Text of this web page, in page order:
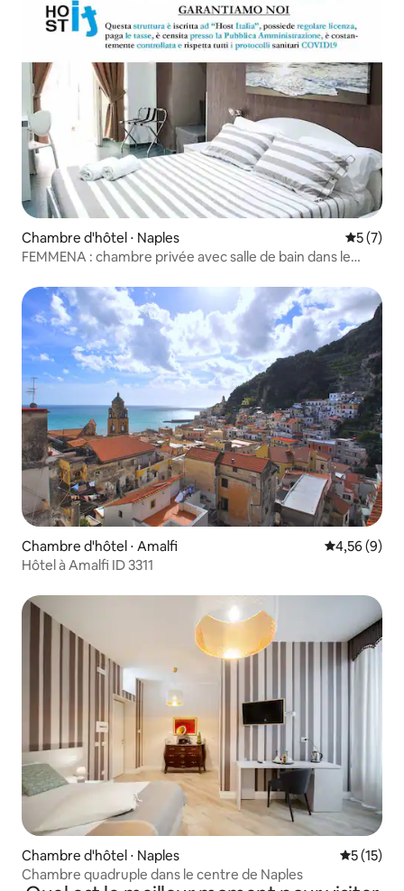
Chambre d'hôtel ⋅ Naples
5 (7)
FEMMENA : chambre privée avec salle de bain dans le
Chambre d'hôtel ⋅ Amalfi Évaluation
4,56 (9)
Hôtel à Amalfi ID 3311
Chambre d'hôtel ⋅ Naples
5 (15)
Chambre quadruple dans le centre de Naples